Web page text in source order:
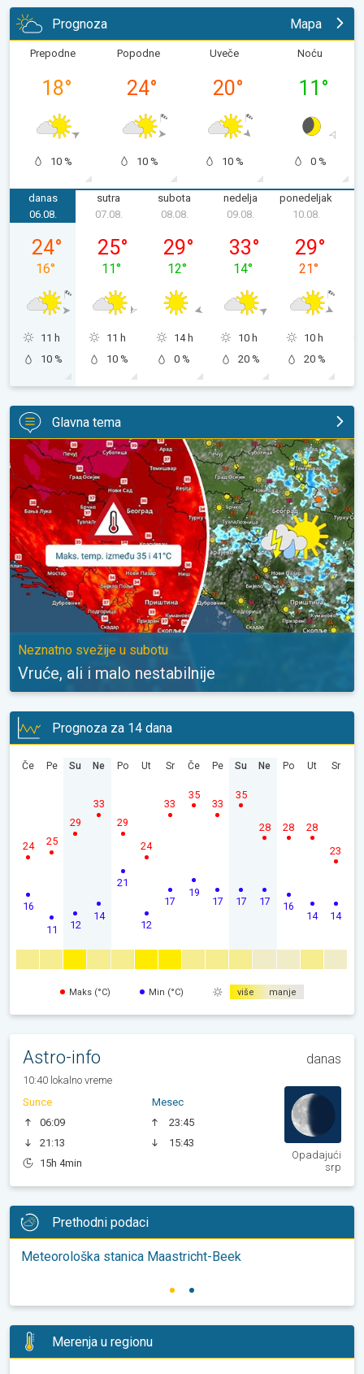
Prognoza Mapa
Prepodne
18°
10 %
Popodne
24°
10 %
Uveče
20°
10 %
Noću
11 °
0 %
danas
četvrtak, 06. 08.
06.08.
24°
16°
11 h
10 %
sutra
07.08.
25°
11°
11 h
10 %
subota
08.08.
29°
12°
14 h
0 %
nedelja
09.08.
33°
14°
10 h
20 %
ponedeljak
10.08.
29°
21°
10 h
20 %
Glavna tema
Vruće, ali i malo nestabilnije. Neznatno svežije u subotu. . .
Neznatno svežije u subotu
Vruće, ali i malo nestabilnije
Prognoza za 14 dana
Če
16
24
Pe
11
25
Su
12
29
Ne
14
33
Po
21
29
Ut
12
24
Sr
17
33
Če
19
35
Pe
17
33
Su
17
35
Ne
17
28
Po
16
28
Ut
14
28
Sr
14
23
Maks (°C) Min (°C) više manje
Astro-info danas
10:40 lokalno vreme
Sunce
06:09
21:13
15h 4min
Mesec
23:45
15:43
Opadajući
srp
Prethodni podaci
Meteorološka stanica Maastricht-Beek
Merenja u regionu